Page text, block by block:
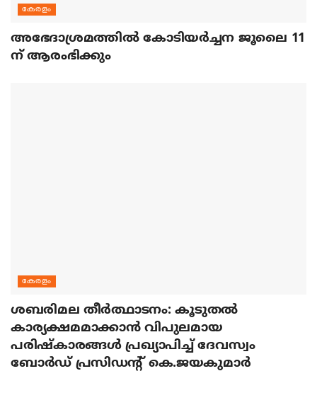
കേരളം
അഭേദാശ്രമത്തില്‍ കോടിയര്‍ച്ചന ജൂലൈ 11
ന് ആരംഭിക്കും
കേരളം
ശബരിമല തീര്‍ത്ഥാടനം: കൂടുതല്‍
കാര്യക്ഷമമാക്കാന്‍ വിപുലമായ
പരിഷ്‌കാരങ്ങള്‍ പ്രഖ്യാപിച്ച് ദേവസ്വം
ബോര്‍ഡ് പ്രസിഡന്റ് കെ.ജയകുമാര്‍